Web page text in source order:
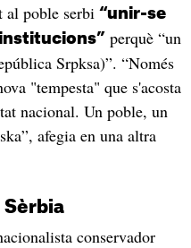
al poble serbi “unir-se
perquè “un
Srpksa)”. “Només
"tempesta" que s'acosta
nacional. Un poble, un
afegia en una altra
Sèrbia
conservador